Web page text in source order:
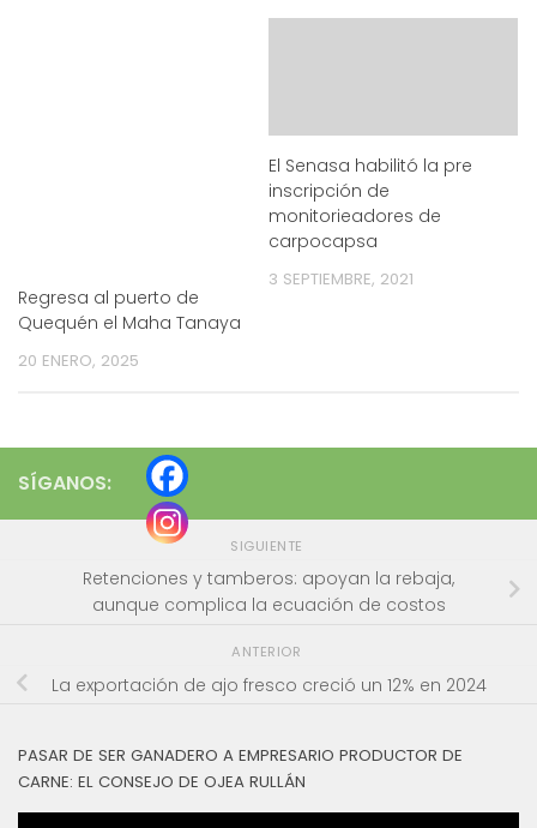
Regresa al puerto de
Quequén el Maha Tanaya
20 ENERO, 2025
El Senasa habilitó la pre
inscripción de
monitorieadores de
carpocapsa
3 SEPTIEMBRE, 2021
SÍGANOS:
SIGUIENTE
Retenciones y tamberos: apoyan la rebaja,
aunque complica la ecuación de costos
ANTERIOR
La exportación de ajo fresco creció un 12% en 2024
PASAR DE SER GANADERO A EMPRESARIO PRODUCTOR DE
CARNE: EL CONSEJO DE OJEA RULLÁN